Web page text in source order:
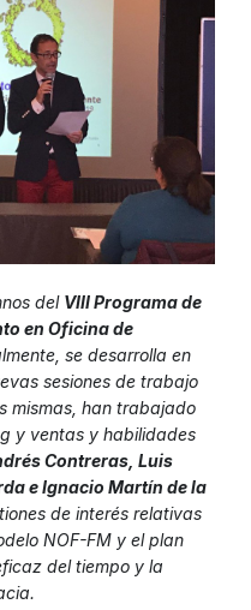
del VIII Programa de
en Oficina de
se desarrolla en
sesiones de trabajo
mismas, han trabajado
y ventas y habilidades
Contreras, Luis
e Ignacio Martín de la
de interés relativas
NOF-FM y el plan
del tiempo y la